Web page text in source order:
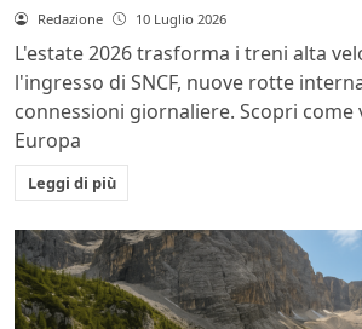
Redazione 10 Luglio 2026
L'estate 2026 trasforma i treni alta
l'ingresso di SNCF, nuove rotte
connessioni giornaliere. Scopri come
Europa
Leggi di più